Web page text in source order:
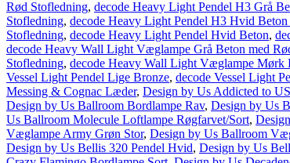
Rød Stofledning, decode Heavy Light Pendel H3 Grå
Stofledning, decode Heavy Light Pendel H3 Hvid
Stofledning, decode Heavy Light Pendel Hvid Beton,
decode Heavy Wall Light Væglampe Grå Beton med
Stofledning, decode Heavy Wall Light Væglampe Mørk
Vessel Light Pendel Lige Bronze, decode Vessel Light
Messing & Cognac Læder, Design by Us Addicted to
Design by Us Ballroom Bordlampe Rav, Design by Us
Us Ballroom Molecule Loftlampe Røgfarvet/Sort,
Væglampe Army Grøn Stor, Design by Us Ballroom
Design by Us Bellis 320 Pendel Hvid, Design by Us